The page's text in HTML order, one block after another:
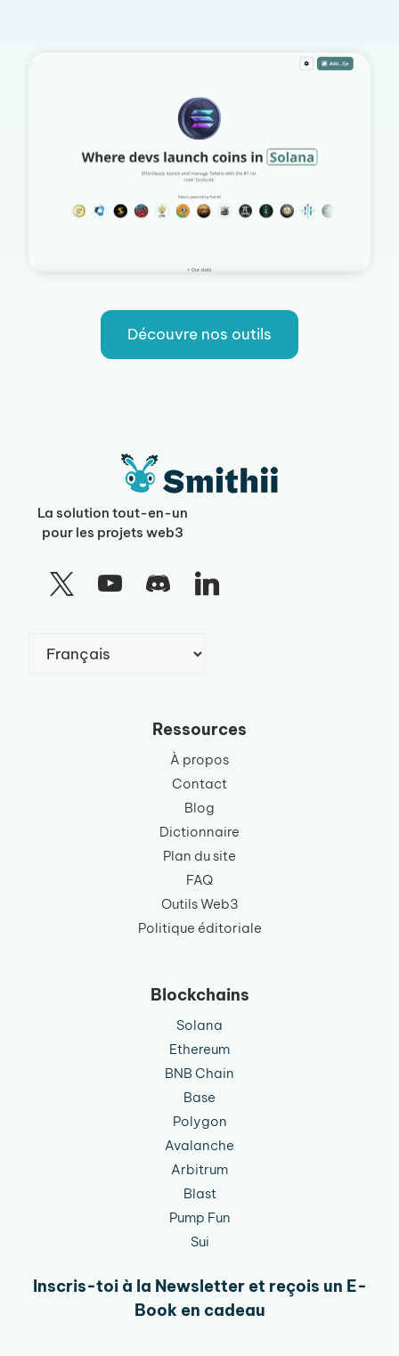
Découvre nos outils
La solution tout-en-un
pour les projets web3
une
Ressources
À propos
Contact
Blog
Dictionnaire
Plan du site
FAQ
Outils Web3
Politique éditoriale
Blockchains
Solana
Ethereum
BNB Chain
Base
Polygon
Avalanche
Arbitrum
Blast
Pump Fun
Sui
Inscris-toi à la Newsletter et reçois un E-
Book en cadeau